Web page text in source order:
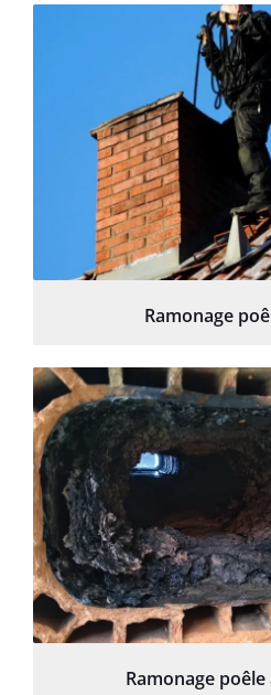
Ramonage
Ramonage